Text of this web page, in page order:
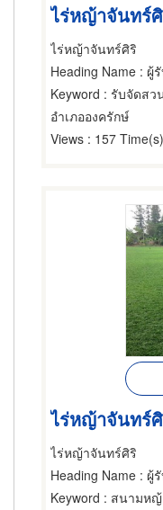
ไร่หญ้าจันทร์
ไร่หญ้าจันทร์ศิริ
Heading Name : ผู้
Keyword : รับจัดสว
อำเภอองครักษ์
Views : 157 Time(s)
ไร่หญ้าจันทร์
ไร่หญ้าจันทร์ศิริ
Heading Name : ผู้
Keyword : สนามห